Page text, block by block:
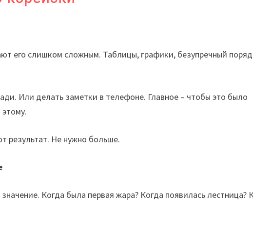
его слишком сложным. Таблицы, графики, безупречный
Или делать заметки в телефоне. Главное – чтобы это было
результат. Не нужно больше.
Когда была первая жара? Когда появилась лестница?